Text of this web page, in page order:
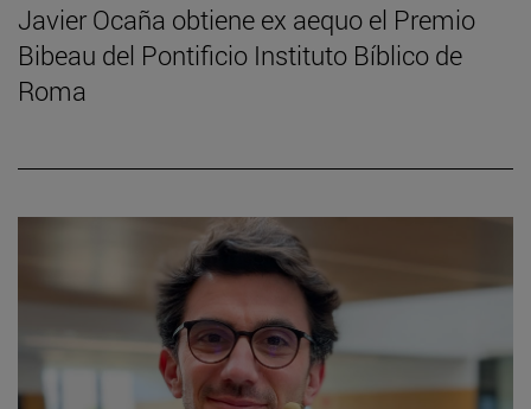
Javier Ocaña obtiene ex aequo el Premio
Bibeau del Pontificio Instituto Bíblico de
Roma